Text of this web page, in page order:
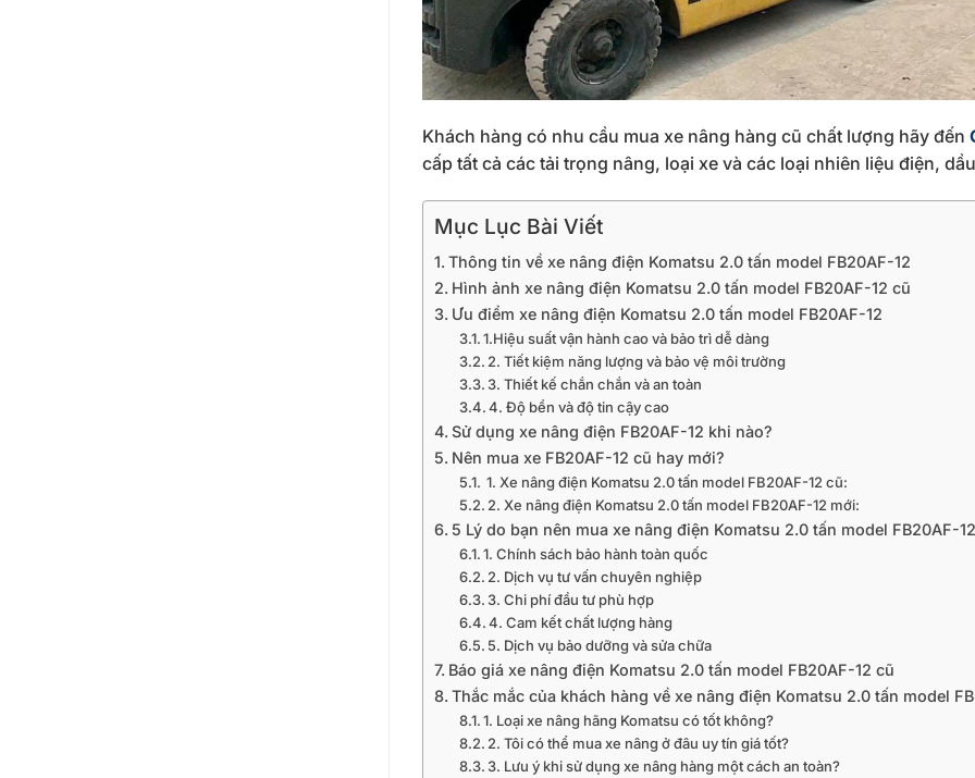
Khách hàng có nhu cầu mua xe nâng hàng cũ chất lượng hãy đến
cấp tất cả các tải trọng nâng, loại xe và các loại nhiên liệu điện,
Mục Lục Bài Viết
Thông tin về xe nâng điện Komatsu 2.0 tấn model FB20AF-12
Hình ảnh xe nâng điện Komatsu 2.0 tấn model FB20AF-12 cũ
Ưu điểm xe nâng điện Komatsu 2.0 tấn model FB20AF-12
1.Hiệu suất vận hành cao và bảo trì dễ dàng
2. Tiết kiệm năng lượng và bảo vệ môi trường
3. Thiết kế chắn chắn và an toàn
4. Độ bền và độ tin cậy cao
Sử dụng xe nâng điện FB20AF-12 khi nào?
Nên mua xe FB20AF-12 cũ hay mới?
1. Xe nâng điện Komatsu 2.0 tấn model FB20AF-12 cũ:
2. Xe nâng điện Komatsu 2.0 tấn model FB20AF-12 mới:
5 Lý do bạn nên mua xe nâng điện Komatsu 2.0 tấn model FB20AF-12
1. Chính sách bảo hành toàn quốc
2. Dịch vụ tư vấn chuyên nghiệp
3. Chi phí đầu tư phù hợp
4. Cam kết chất lượng hàng
5. Dịch vụ bảo dưỡng và sửa chữa
Báo giá xe nâng điện Komatsu 2.0 tấn model FB20AF-12 cũ
Thắc mắc của khách hàng về xe nâng điện Komatsu 2.0 tấn model
1. Loại xe nâng hãng Komatsu có tốt không?
2. Tôi có thể mua xe nâng ở đâu uy tín giá tốt?
3. Lưu ý khi sử dụng xe nâng hàng một cách an toàn?